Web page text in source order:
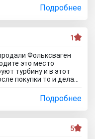
никак не давал
ни в салон сесть, ни
и то вместо них
стало. Может по
я его не убеждал,
интересно было, а
на все 5 договора
что в Челябинске
с лживый автоцентр
Подробнее
1
Фольксваген
это место
турбину и в этот
покупки то и делаю,
ничего не могу
Аферисты хреновы! Я
в Тольятти
М-Авто!
Подробнее
5